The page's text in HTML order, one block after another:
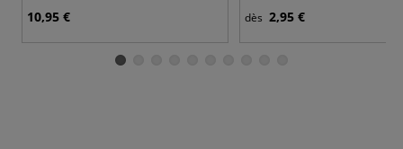
10,95 € dès 2,95 €